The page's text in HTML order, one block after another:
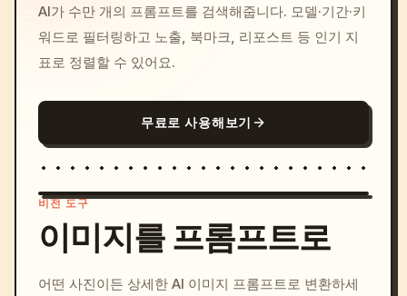
AI가 수만 개의 프롬프트를 검색해줍니다. 모델·기간·키
워드로 필터링하고 노출, 북마크, 리포스트 등 인기 지
표로 정렬할 수 있어요.
무료로 사용해보기
c, cyberpunk sunset, neon
비전 도구
이미지를 프롬프트로
어떤 사진이든 상세한 AI 이미지 프롬프트로 변환하세